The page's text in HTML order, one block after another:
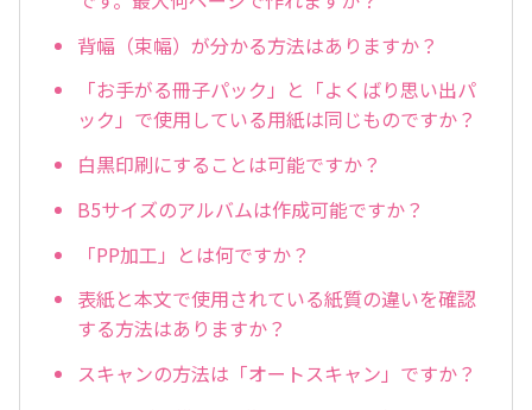
背幅（束幅）が分かる方法はありますか？
「お手がる冊子パック」と「よくばり思い出パ
ック」で使用している用紙は同じものですか？
白黒印刷にすることは可能ですか？
B5サイズのアルバムは作成可能ですか？
「PP加工」とは何ですか？
表紙と本文で使用されている紙質の違いを確認
する方法はありますか？
スキャンの方法は「オートスキャン」ですか？